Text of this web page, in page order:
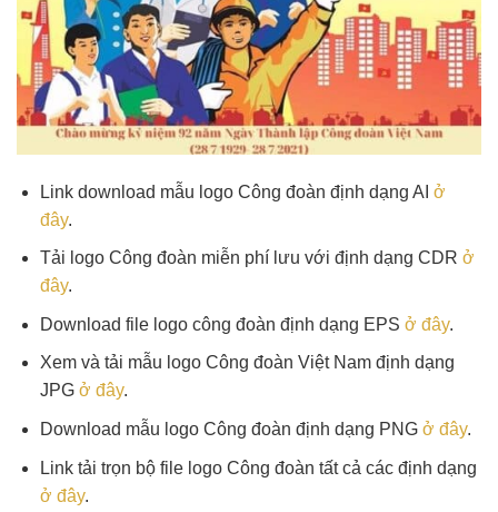
Link download mẫu logo Công đoàn định dạng AI ở
đây.
Tải logo Công đoàn miễn phí lưu với định dạng CDR ở
đây.
Download file logo công đoàn định dạng EPS ở đây.
Xem và tải mẫu logo Công đoàn Việt Nam định dạng
JPG ở đây.
Download mẫu logo Công đoàn định dạng PNG ở đây.
Link tải trọn bộ file logo Công đoàn tất cả các định dạng
ở đây.